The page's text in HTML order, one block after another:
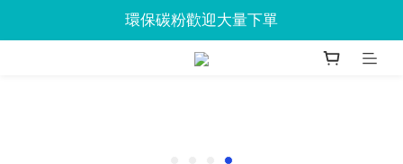
Jabra會議設備企業優惠已抵達Union
環保碳粉歡迎大量下單
Jabra會議設備企業優惠已抵達Union